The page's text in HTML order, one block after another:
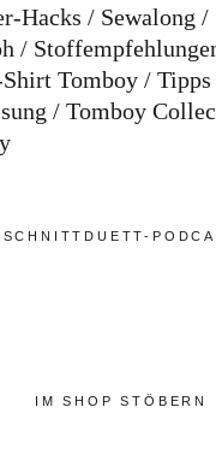
Hacks
Sewalong
Tomboy
Tomboy
SCHNITTDUETT-
IM SHOP STÖBERN